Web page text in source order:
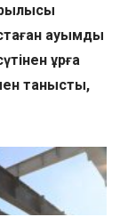
ауқымды
құрғақ
танысты,